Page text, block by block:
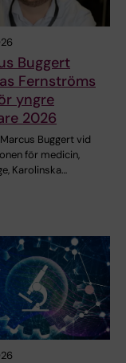
Buggert
Fernströms
yngre
2026
Buggert vid
för medicin,
Karolinska…